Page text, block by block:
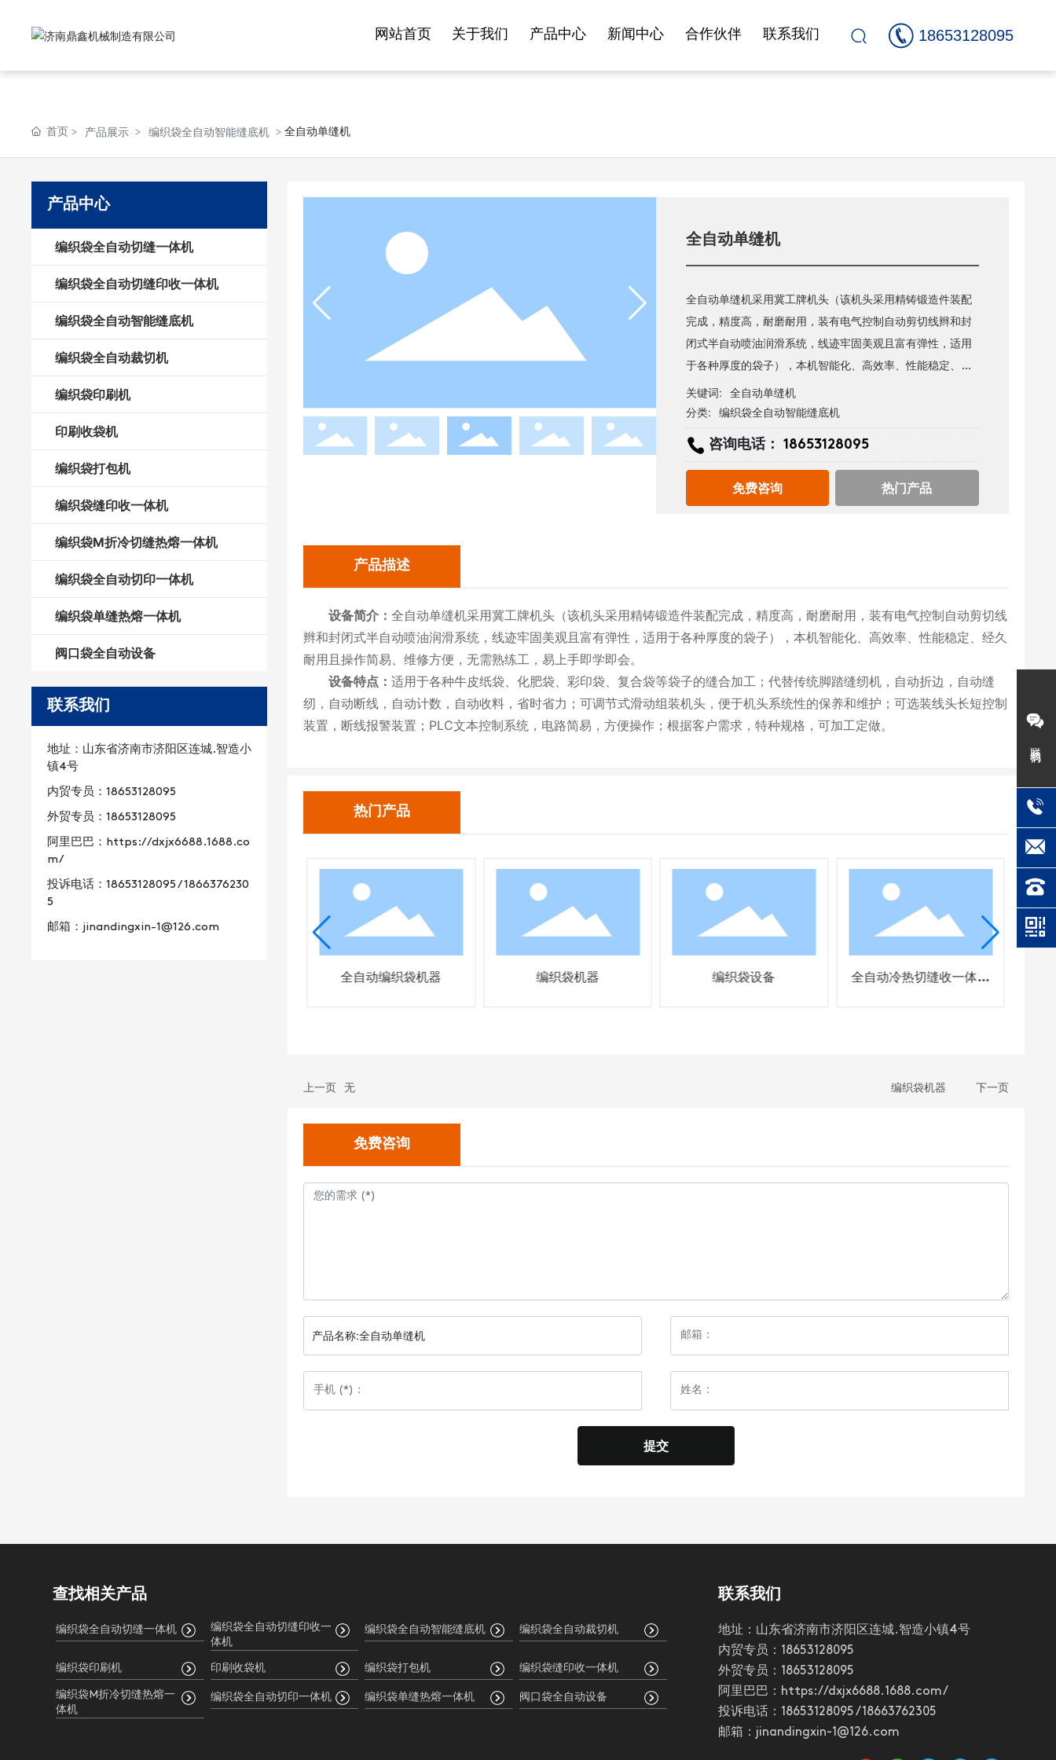
网站首页 关于我们 产品中心 新闻中心 合作伙伴 联系我们 18653128095
首页 产品展示 编织袋全自动智能缝底机 全自动单缝机
产品中心
编织袋全自动切缝一体机
编织袋全自动切缝印收一体机
编织袋全自动智能缝底机
编织袋全自动裁切机
编织袋印刷机
印刷收袋机
编织袋打包机
编织袋缝印收一体机
编织袋M折冷切缝热熔一体机
编织袋全自动切印一体机
编织袋单缝热熔一体机
阀口袋全自动设备
联系我们
地址：山东省济南市济阳区连城.智造小
镇4号
内贸专员：18653128095
外贸专员：18653128095
阿里巴巴： https://dxjx6688.1688.co
m/
投诉电话：18653128095 /1866376230
5
邮箱： jinandingxin-1@126.com
全自动单缝机
全自动单缝机采用冀工牌机头（该机头采用精铸锻造件装配
完成，精度高，耐磨耐用，装有电气控制自动剪切线辫和封
闭式半自动喷油润滑系统，线迹牢固美观且富有弹性，适用
于各种厚度的袋子），本机智能化、高效率、性能稳定、经
久耐用且操作简易、维修方便，无需熟练工，易上手即学即
会。
关键词:
全自动单缝机
分类:
编织袋全自动智能缝底机
咨询电话： 18653128095
免费咨询 热门产品
产品描述
设备简介： 全自动单缝机采用冀工牌机头（该机头采用精铸锻造件装配完成，精度高，耐磨耐用，装有电气控制自动剪切线
辫和封闭式半自动喷油润滑系统，线迹牢固美观且富有弹性，适用于各种厚度的袋子），本机智能化、高效率、性能稳定、经久
耐用且操作简易、维修方便，无需熟练工，易上手即学即会。
设备特点： 适用于各种牛皮纸袋、化肥袋、彩印袋、复合袋等袋子的缝合加工；代替传统脚踏缝纫机，自动折边，自动缝
纫，自动断线，自动计数，自动收料，省时省力；可调节式滑动组装机头，便于机头系统性的保养和维护；可选装线头长短控制
装置，断线报警装置；PLC文本控制系统，电路简易，方便操作；根据客户需求，特种规格，可加工定做。
热门产品
全自动编织袋机器 编织袋机器 编织袋设备
全自动冷热切缝收一体机
上一页 无 编织袋机器 下一页
免费咨询
产品名称:全自动单缝机
提交
查找相关产品
编织袋全自动切缝一体机
编织袋全自动切缝印收一
体机
编织袋全自动智能缝底机 编织袋全自动裁切机
编织袋印刷机 印刷收袋机 编织袋打包机 编织袋缝印收一体机
编织袋M折冷切缝热熔一
体机
编织袋全自动切印一体机 编织袋单缝热熔一体机 阀口袋全自动设备
联系我们
地址：山东省济南市济阳区连城.智造小镇4号
内贸专员： 18653128095
外贸专员： 18653128095
阿里巴巴： https://dxjx6688.1688.com/
投诉电话： 18653128095/18663762305
邮箱： jinandingxin-1@126.com